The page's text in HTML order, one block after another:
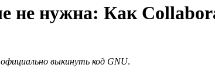
не нужна: Как
выкинуть код GNU.